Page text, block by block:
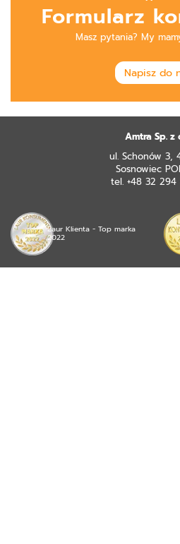
Formularz
Masz pytania? My
Napisz do
Amtra Sp. z
ul. Schonów 3,
Sosnowiec
tel. +48 32 294
Laur Klienta - Top marka
2022